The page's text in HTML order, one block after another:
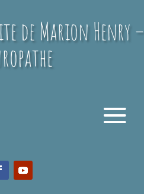
de Marion Henry –